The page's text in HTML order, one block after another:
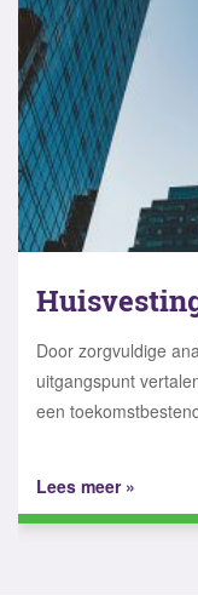
Wanneer jouw
essentieel om de
toekomstbestendige
Lees meer »